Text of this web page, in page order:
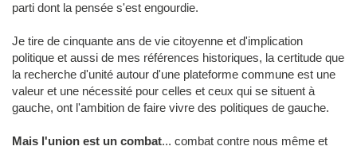
parti dont la pensée s'est engourdie.
Je tire de cinquante ans de vie citoyenne et d'implication
politique et aussi de mes références historiques, la certitude que
la recherche d'unité autour d'une plateforme commune est une
valeur et une nécessité pour celles et ceux qui se situent à
gauche, ont l'ambition de faire vivre des politiques de gauche.
Mais l'union est un combat... combat contre nous même et